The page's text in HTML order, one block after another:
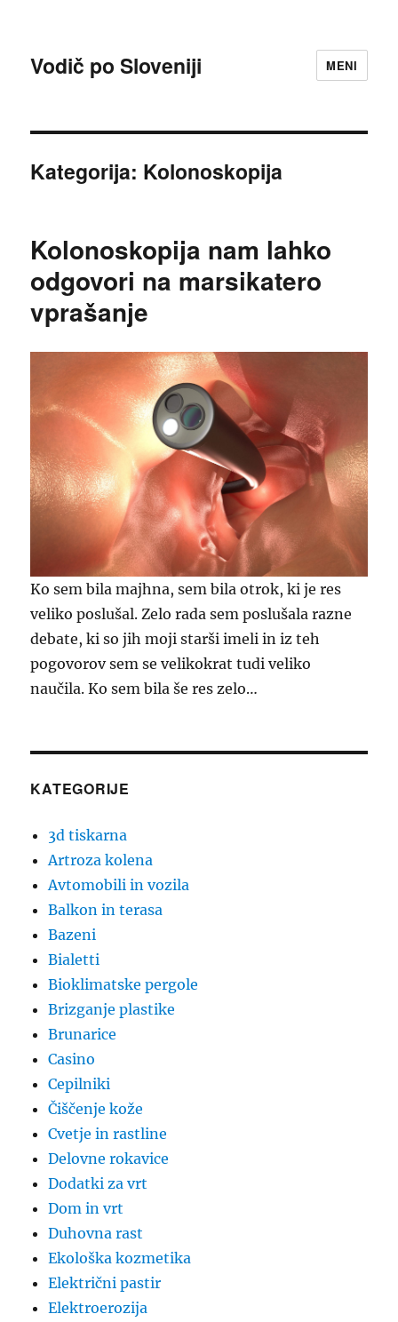
Vodič po Sloveniji MENI
Kategorija: Kolonoskopija
Kolonoskopija nam lahko
odgovori na marsikatero
vprašanje
Ko sem bila majhna, sem bila otrok, ki je res
veliko poslušal. Zelo rada sem poslušala razne
debate, ki so jih moji starši imeli in iz teh
pogovorov sem se velikokrat tudi veliko
naučila. Ko sem bila še res zelo…
KATEGORIJE
3d tiskarna
Artroza kolena
Avtomobili in vozila
Balkon in terasa
Bazeni
Bialetti
Bioklimatske pergole
Brizganje plastike
Brunarice
Casino
Cepilniki
Čiščenje kože
Cvetje in rastline
Delovne rokavice
Dodatki za vrt
Dom in vrt
Duhovna rast
Ekološka kozmetika
Električni pastir
Elektroerozija